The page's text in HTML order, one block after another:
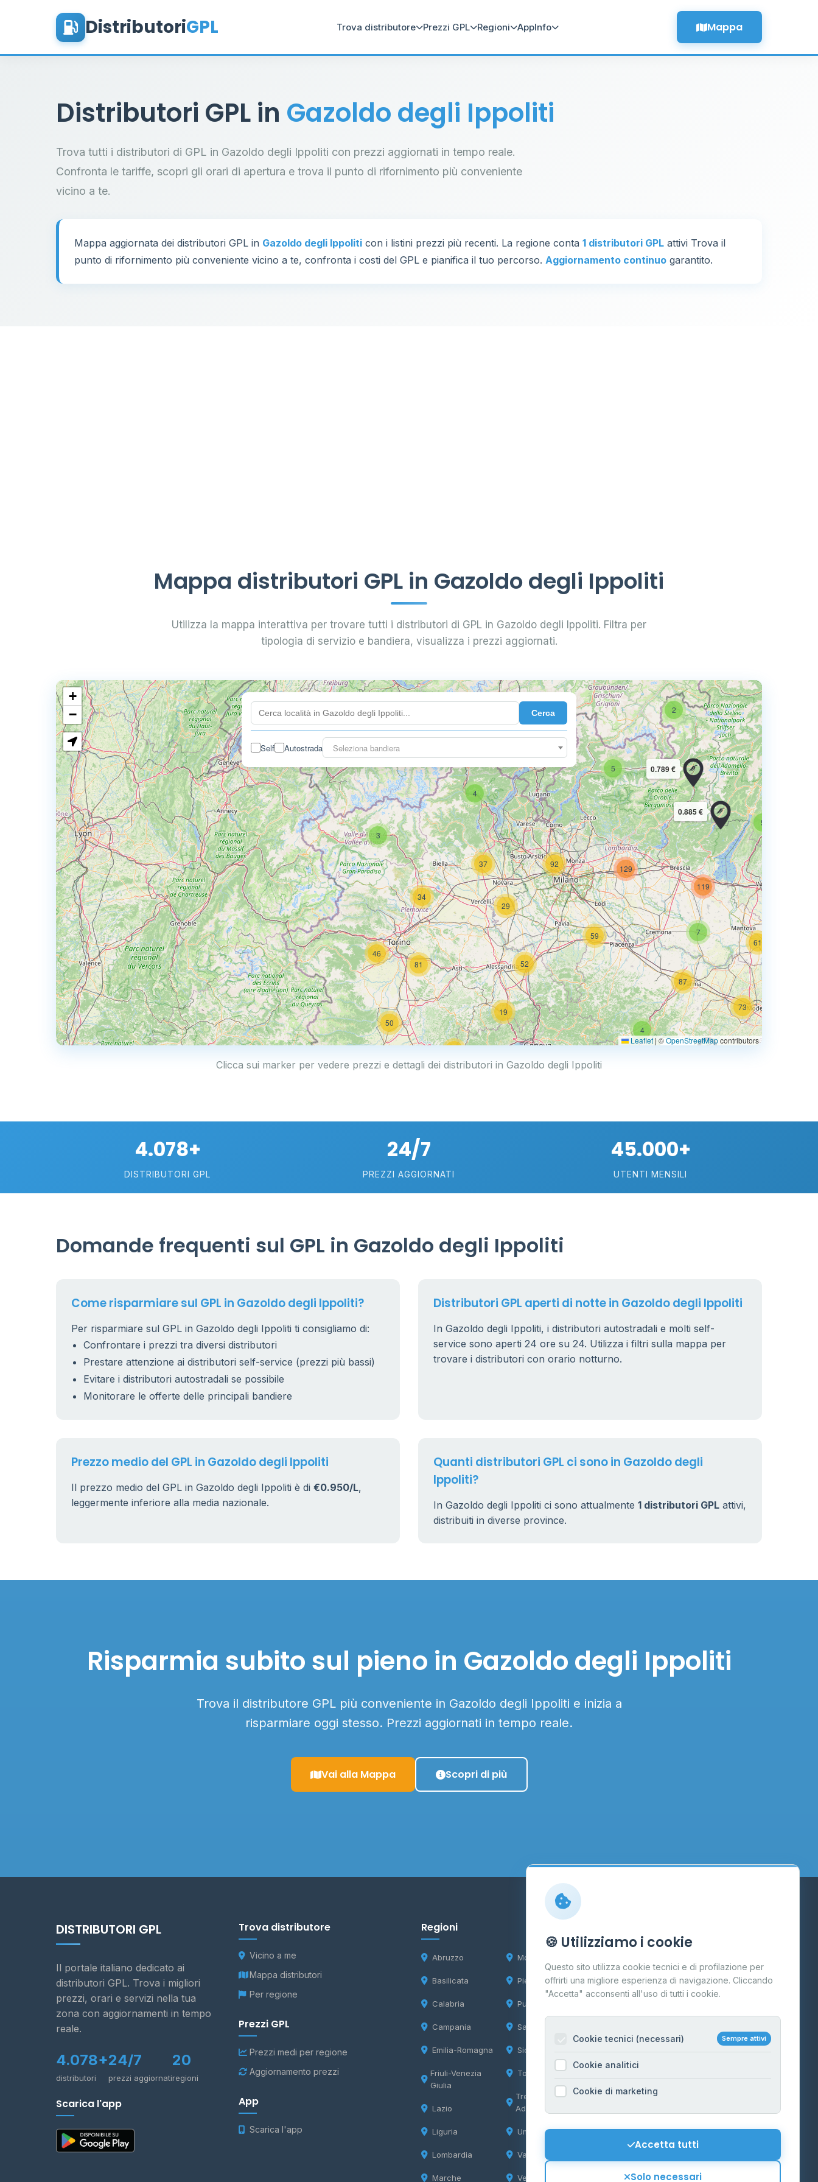
DistributoriGPL Trova distributore Prezzi GPL Regioni AppInfo Mappa
Distributori GPL in Gazoldo degli Ippoliti
Trova tutti i distributori di GPL in Gazoldo degli Ippoliti con prezzi aggiornati in tempo reale.
Confronta le tariffe, scopri gli orari di apertura e trova il punto di rifornimento più conveniente
vicino a te.
Mappa aggiornata dei distributori GPL in Gazoldo degli Ippoliti con i listini prezzi più recenti. La regione conta 1 distributori GPL attivi Trova il
punto di rifornimento più conveniente vicino a te, confronta i costi del GPL e pianifica il tuo percorso. Aggiornamento continuo garantito.
Mappa distributori GPL in Gazoldo degli Ippoliti
Utilizza la mappa interattiva per trovare tutti i distributori di GPL in Gazoldo degli Ippoliti. Filtra per
tipologia di servizio e bandiera, visualizza i prezzi aggiornati.
Cerca
Self Autostrada Seleziona bandiera
34
3
37
2
46
50
29
19
52
81
5
4
87
4
5
92
59 7
129
119
61
73
21
0.885 €
0.789 €
0.769 €
+
−
Leaflet | ©OpenStreetMapcontributors
Clicca sui marker per vedere prezzi e dettagli dei distributori in Gazoldo degli Ippoliti
4.078+
DISTRIBUTORI GPL
24/7
PREZZI AGGIORNATI
45.000+
UTENTI MENSILI
Domande frequenti sul GPL in Gazoldo degli Ippoliti
Come risparmiare sul GPL in Gazoldo degli Ippoliti?
Per risparmiare sul GPL in Gazoldo degli Ippoliti ti consigliamo di:
Confrontare i prezzi tra diversi distributori
Prestare attenzione ai distributori self-service (prezzi più bassi)
Evitare i distributori autostradali se possibile
Monitorare le offerte delle principali bandiere
Distributori GPL aperti di notte in Gazoldo degli Ippoliti
In Gazoldo degli Ippoliti, i distributori autostradali e molti self-
service sono aperti 24 ore su 24. Utilizza i filtri sulla mappa per
trovare i distributori con orario notturno.
Prezzo medio del GPL in Gazoldo degli Ippoliti
Il prezzo medio del GPL in Gazoldo degli Ippoliti è di €0.950/L,
leggermente inferiore alla media nazionale.
Quanti distributori GPL ci sono in Gazoldo degli
Ippoliti?
In Gazoldo degli Ippoliti ci sono attualmente 1 distributori GPL attivi,
distribuiti in diverse province.
Risparmia subito sul pieno in Gazoldo degli Ippoliti
Trova il distributore GPL più conveniente in Gazoldo degli Ippoliti e inizia a
risparmiare oggi stesso. Prezzi aggiornati in tempo reale.
Vai alla Mappa Scopri di più
DISTRIBUTORI GPL
Il portale italiano dedicato ai
distributori GPL. Trova i migliori
prezzi, orari e servizi nella tua
zona con aggiornamenti in tempo
reale.
4.078+
distributori
24/7
prezzi aggiornati
20
regioni
Scarica l'app
Trova distributore
Vicino a me
Mappa distributori
Per regione
Prezzi GPL
Prezzi medi per regione
Aggiornamento prezzi
App
Scarica l'app
Regioni
Abruzzo
Basilicata
Calabria
Campania
Emilia-Romagna
Friuli-Venezia
Giulia
Lazio
Liguria
Lombardia
Marche
Molise
Piemonte
Puglia
Sardegna
Sicilia
Toscana
Trentino-Alto
Adige
Umbria
Valle d'Aosta
Veneto
Contatti
Per gestori
Informazioni legali
Privacy Policy
Cookie Policy
Mappa del sito
Contattaci
🍪 Utilizziamo i cookie
Questo sito utilizza cookie tecnici e di profilazione per
offrirti una migliore esperienza di navigazione. Cliccando
"Accetta" acconsenti all'uso di tutti i cookie.
Cookie tecnici (necessari) Sempre attivi
Cookie analitici
Cookie di marketing
Accetta tutti
Solo necessari